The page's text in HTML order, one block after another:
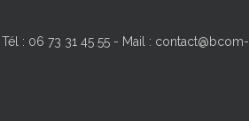
: 06 73 31 45 55 - Mail : contact@bcom-